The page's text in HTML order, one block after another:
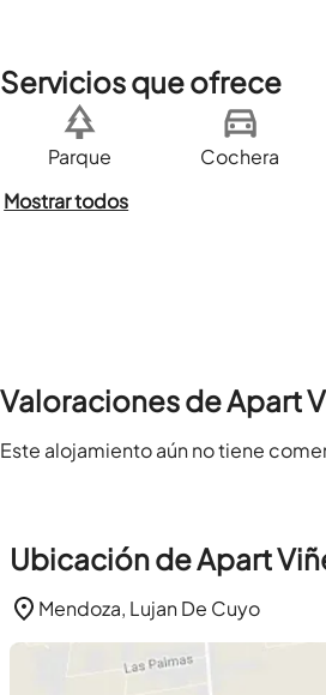
Servicios que ofrece
Parque Cochera
Mostrar todos
Valoraciones de Apart
Este alojamiento aún no tiene
Ubicación de Apart
Mendoza, Lujan De Cuyo